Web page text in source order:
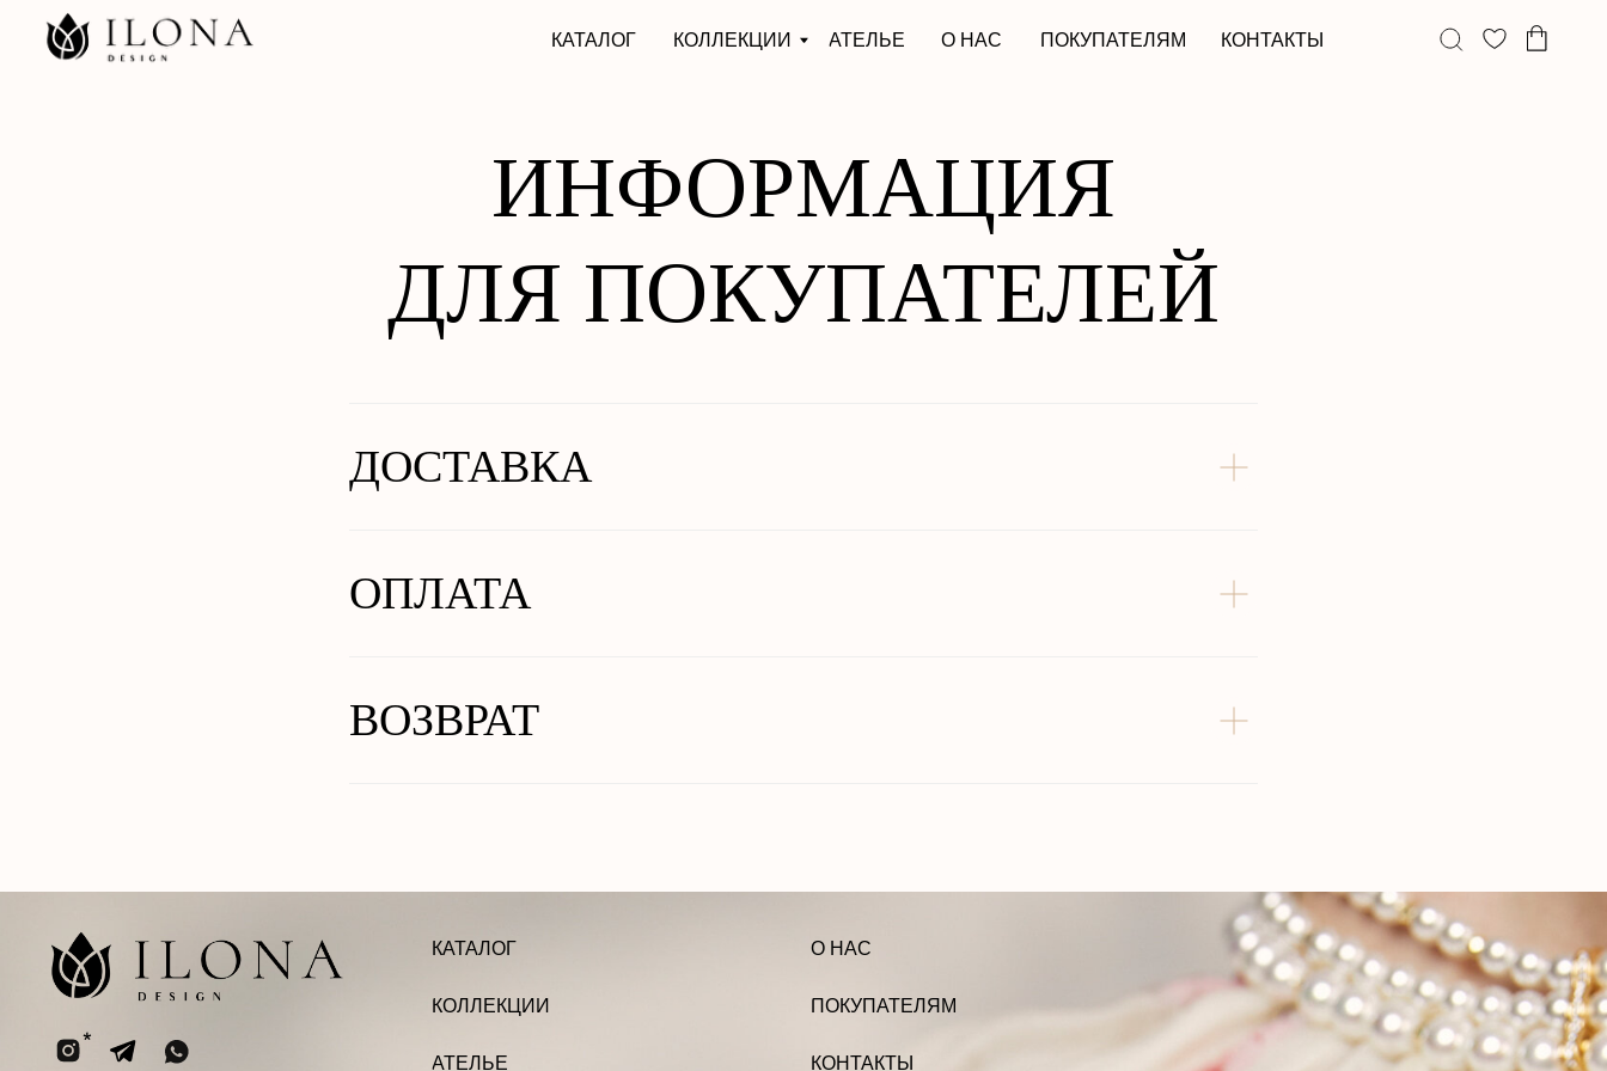
КАТАЛОГ АТЕЛЬЕ
КОЛЛЕКЦИИ КОНТАКТЫ
О НАС ПОКУПАТЕЛЯМ
ИНФОРМАЦИЯ
ДЛЯ ПОКУПАТЕЛЕЙ
ДОСТАВКА
ОПЛАТА
ВОЗВРАТ
ООО «ИЛОНА ДИЗАЙН»
д. ДВЛД. 15, Чеченская Республика, р-н
Ачхой-Мартановский, г. ЯНДИ
Email: bisultanova.i@bk.ru
АТЕЛЬЕ
КОЛЛЕКЦИИ
КОНТАКТЫ
ПОКУПАТЕЛЯМ